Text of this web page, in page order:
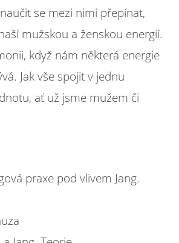
se mezi nimi přepínat,
mužskou a ženskou energií.
když nám některá energie
Jak vše spojit v jednu
ať už jsme mužem či
praxe pod vlivem Jang.